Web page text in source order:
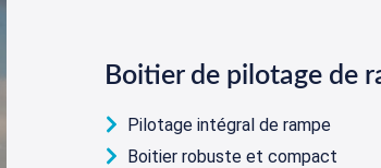
Boitier de pilotage de
Pilotage intégral de rampe
Boitier robuste et compact